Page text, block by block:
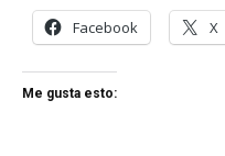
Facebook X
Me gusta esto: